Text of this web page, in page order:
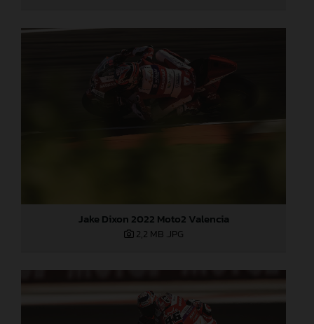
Jake Dixon 2022 Moto2 Valencia
2,2 MB .JPG